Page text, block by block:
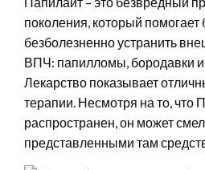
поколения, который помогает
безболезненно устранить
ВПЧ: папилломы, бородавки
Лекарство показывает
терапии. Несмотря на то, что
распространен, он может
представленными там